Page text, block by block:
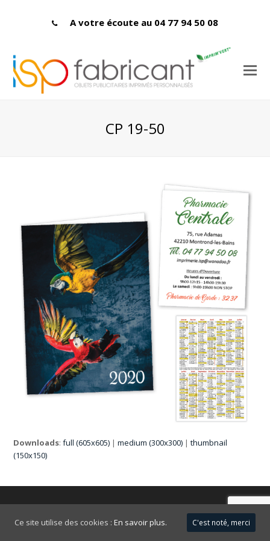
A votre écoute au 04 77 94 50 08
CP 19-50
Downloads:full (605x605) |medium (300x300) |thumbnail
(150x150)
Ce site utilise des cookies : En savoir plus. C'est noté, merci